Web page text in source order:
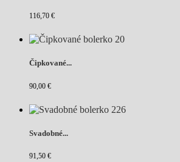
116,70 €
Čipkované...
90,00 €
Svadobné...
91,50 €